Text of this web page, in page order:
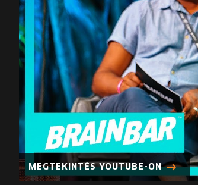
MEGTEKINTÉS YOUTUBE-ON